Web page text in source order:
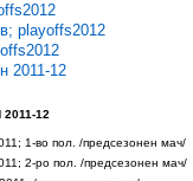
playoffs2012
2011-12
12
1-во пол. /предсезонен мач/
2-ро пол. /предсезонен мач/